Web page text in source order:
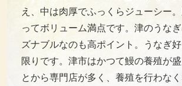
え、中は肉厚でふっくらジューシー
ってボリューム満点です。津のうな
ズナブルなのも高ポイント。うなぎ
限りです。津市はかつて鰻の養殖が
とから専門店が多く、養殖を行わな